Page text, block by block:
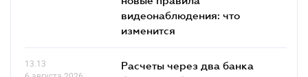
видеонаблюдения: что
изменится
13.13
Расчеты через два банка